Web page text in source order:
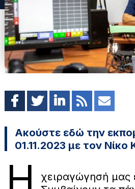
Ακούστε εδώ την
01.11.2023 με τον Νίκο
Η
χειραγώγησή μας